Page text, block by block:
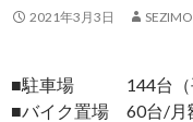
ッ 2021年3月3日 SEZIMO
■駐車場 144台（平
■バイク置場 60台/月